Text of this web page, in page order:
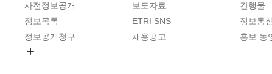
사전정보공개
정보목록
정보공개청구
보도자료
ETRI SNS
채용공고
간행물
정보통
홍보 동